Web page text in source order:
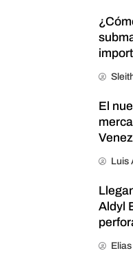
El
Luis
Aldyl